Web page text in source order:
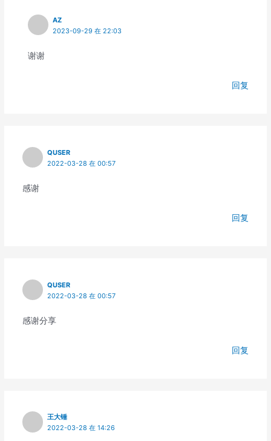
AZ
2023-09-29 在 22:03
谢谢
回复
QUSER
2022-03-28 在 00:57
感谢
回复
QUSER
2022-03-28 在 00:57
感谢分享
回复
王大锤
2022-03-28 在 14:26